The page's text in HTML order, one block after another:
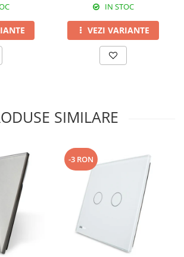
IN STOC
VEZI VARIANTE
SIMILARE
-3 RON